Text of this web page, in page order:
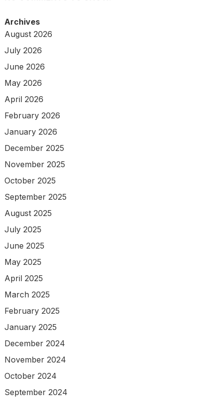
Archives
August 2026
July 2026
June 2026
May 2026
April 2026
February 2026
January 2026
December 2025
November 2025
October 2025
September 2025
August 2025
July 2025
June 2025
May 2025
April 2025
March 2025
February 2025
January 2025
December 2024
November 2024
October 2024
September 2024